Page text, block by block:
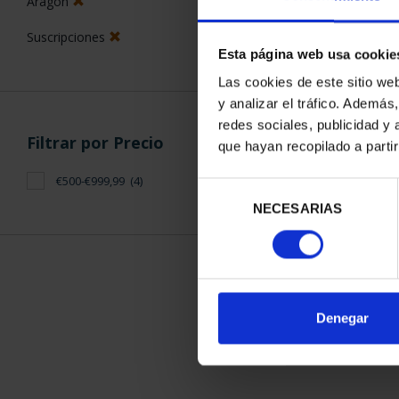
Esta página web usa
Las cookies de este sitio
y analizar el tráfico.
redes sociales, publicidad y
que hayan recopilado a
consentimiento
NECESARIAS
Denegar
Suscripciones
Filtrar por Precio
€500-€999,99 (4)
Sólo para
ORDENAR POR: